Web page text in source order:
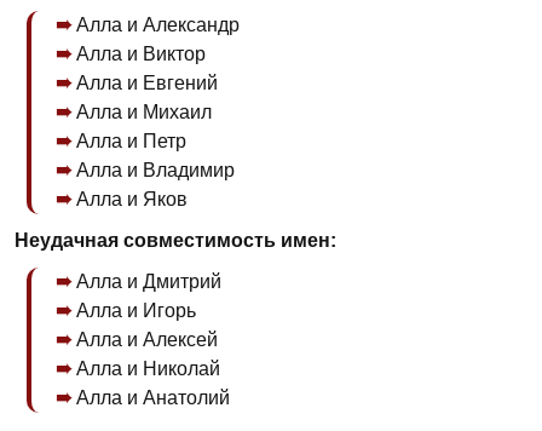
Алла и Александр
Алла и Виктор
Алла и Евгений
Алла и Михаил
Алла и Петр
Алла и Владимир
Алла и Яков
Неудачная совместимость имен:
Алла и Дмитрий
Алла и Игорь
Алла и Алексей
Алла и Николай
Алла и Анатолий